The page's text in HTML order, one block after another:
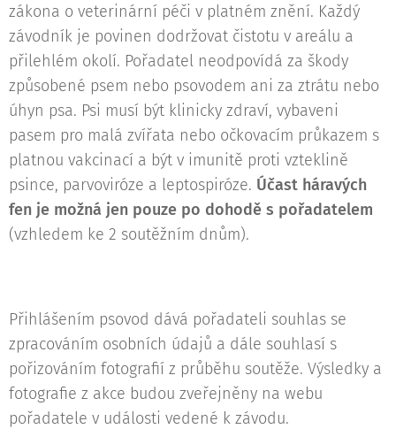
zákona o veterinární péči v platném znění. Každý
závodník je povinen dodržovat čistotu v areálu a
přilehlém okolí. Pořadatel neodpovídá za škody
způsobené psem nebo psovodem ani za ztrátu nebo
úhyn psa. Psi musí být klinicky zdraví, vybaveni
pasem pro malá zvířata nebo očkovacím průkazem s
platnou vakcinací a být v imunitě proti vzteklině
psince, parvoviróze a leptospiróze. Účast háravých
fen je možná jen pouze po dohodě s pořadatelem
(vzhledem ke 2 soutěžním dnům).
Přihlášením psovod dává pořadateli souhlas se
zpracováním osobních údajů a dále souhlasí s
pořizováním fotografií z průběhu soutěže. Výsledky a
fotografie z akce budou zveřejněny na webu
pořadatele v události vedené k závodu.